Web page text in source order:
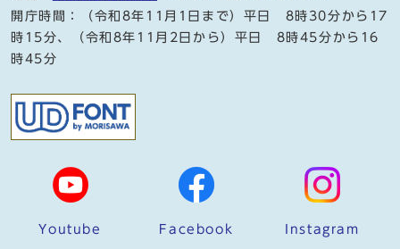
開庁時間：（令和8年11月1日まで）平日 8時30分から17
時15分、（令和8年11月2日から）平日 8時45分から16
時45分
Youtube Facebook Instagram